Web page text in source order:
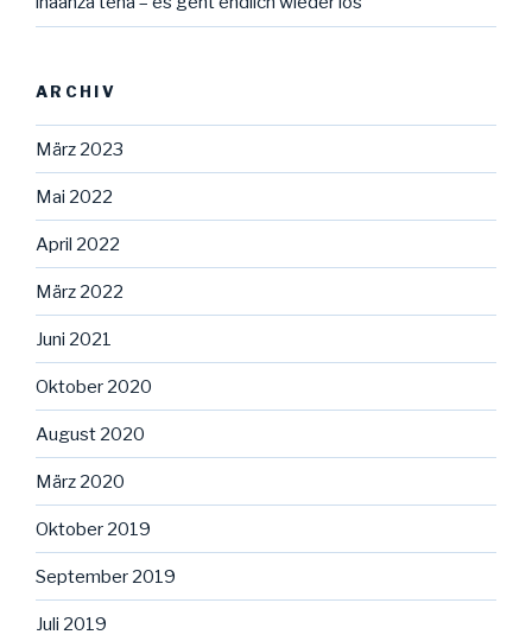
ARCHIV
März 2023
Mai 2022
April 2022
März 2022
Juni 2021
Oktober 2020
August 2020
März 2020
Oktober 2019
September 2019
Juli 2019